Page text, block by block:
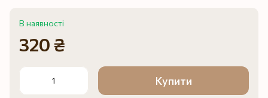
В наявності
320 ₴
Купити